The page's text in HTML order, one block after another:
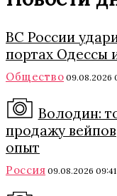
ВС России
портах Одессы
Общество 09.08.2026
Володин:
продажу
опыт
Россия 09.08.2026 09:41